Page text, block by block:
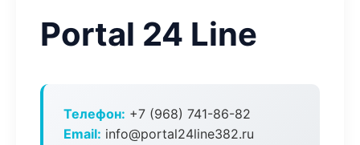
Portal 24 Line
Телефон: +7 (968) 741-86-82
Email: info@portal24line382.ru